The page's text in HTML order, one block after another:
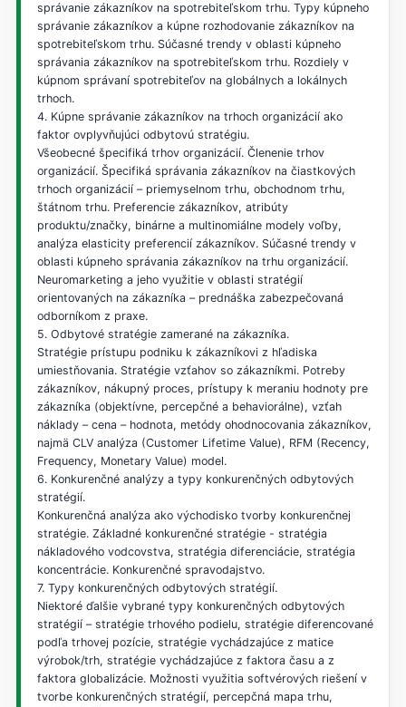
správanie zákazníkov na spotrebiteľskom trhu. Typy kúpneho
správanie zákazníkov a kúpne rozhodovanie zákazníkov na
spotrebiteľskom trhu. Súčasné trendy v oblasti kúpneho
správania zákazníkov na spotrebiteľskom trhu. Rozdiely v
kúpnom správaní spotrebiteľov na globálnych a lokálnych
trhoch.
4. Kúpne správanie zákazníkov na trhoch organizácií ako
faktor ovplyvňujúci odbytovú stratégiu.
Všeobecné špecifiká trhov organizácií. Členenie trhov
organizácií. Špecifiká správania zákazníkov na čiastkových
trhoch organizácií – priemyselnom trhu, obchodnom trhu,
štátnom trhu. Preferencie zákazníkov, atribúty
produktu/značky, binárne a multinomiálne modely voľby,
analýza elasticity preferencií zákazníkov. Súčasné trendy v
oblasti kúpneho správania zákazníkov na trhu organizácií.
Neuromarketing a jeho využitie v oblasti stratégií
orientovaných na zákazníka – prednáška zabezpečovaná
odborníkom z praxe.
5. Odbytové stratégie zamerané na zákazníka.
Stratégie prístupu podniku k zákazníkovi z hľadiska
umiestňovania. Stratégie vzťahov so zákazníkmi. Potreby
zákazníkov, nákupný proces, prístupy k meraniu hodnoty pre
zákazníka (objektívne, percepčné a behaviorálne), vzťah
náklady – cena – hodnota, metódy ohodnocovania zákazníkov,
najmä CLV analýza (Customer Lifetime Value), RFM (Recency,
Frequency, Monetary Value) model.
6. Konkurenčné analýzy a typy konkurenčných odbytových
stratégií.
Konkurenčná analýza ako východisko tvorby konkurenčnej
stratégie. Základné konkurenčné stratégie - stratégia
nákladového vodcovstva, stratégia diferenciácie, stratégia
koncentrácie. Konkurenčné spravodajstvo.
7. Typy konkurenčných odbytových stratégií.
Niektoré ďalšie vybrané typy konkurenčných odbytových
stratégií – stratégie trhového podielu, stratégie diferencované
podľa trhovej pozície, stratégie vychádzajúce z matice
výrobok/trh, stratégie vychádzajúce z faktora času a z
faktora globalizácie. Možnosti využitia softvérových riešení v
tvorbe konkurenčných stratégií, percepčná mapa trhu,